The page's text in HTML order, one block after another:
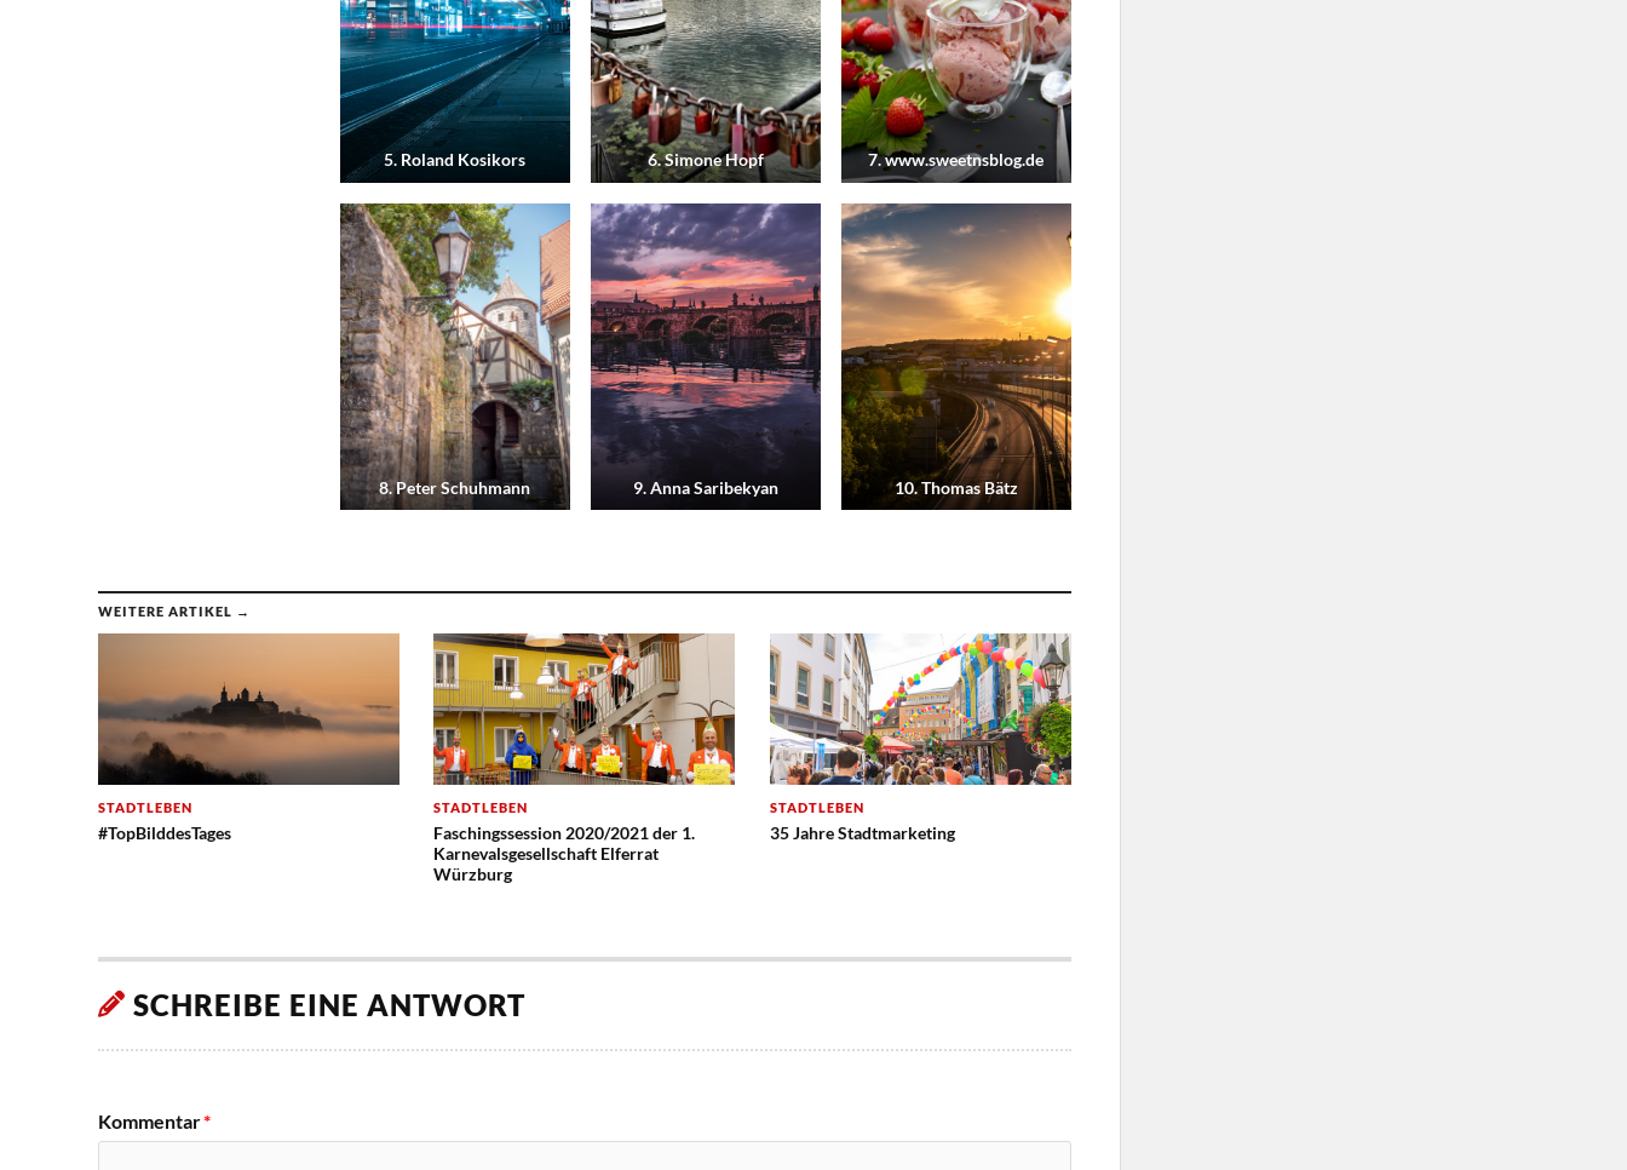
5. Roland Kosikors 6. Simone Hopf 7. www.sweetnsblog.de
8. Peter Schuhmann 9. Anna Saribekyan 10. Thomas Bätz
WEITERE ARTIKEL →
STADTLEBEN
#TopBilddesTages
STADTLEBEN
Faschingssession 2020/2021 der 1.
Karnevalsgesellschaft Elferrat
Würzburg
STADTLEBEN
35 Jahre Stadtmarketing
SCHREIBE EINE ANTWORT
Kommentar*